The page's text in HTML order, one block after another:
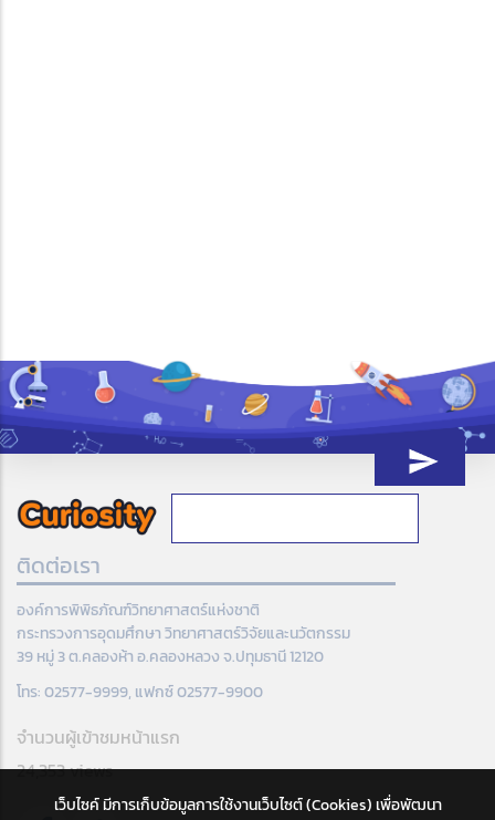
ติดต่อเรา
องค์การพิพิธภัณฑ์วิทยาศาสตร์แห่งชาติ
กระทรวงการอุดมศึกษา วิทยาศาสตร์วิจัยและนวัตกรรม
39 หมู่ 3 ต.คลองห้า อ.คลองหลวง จ.ปทุมธานี 12120
โทร: 02577-9999, แฟกซ์ 02577-9900
จำนวนผู้เข้าชมหน้าแรก
24,353 views
เว็บไซค์ มีการเก็บข้อมูลการใช้งานเว็บไซต์ (Cookies) เพื่อพัฒนา